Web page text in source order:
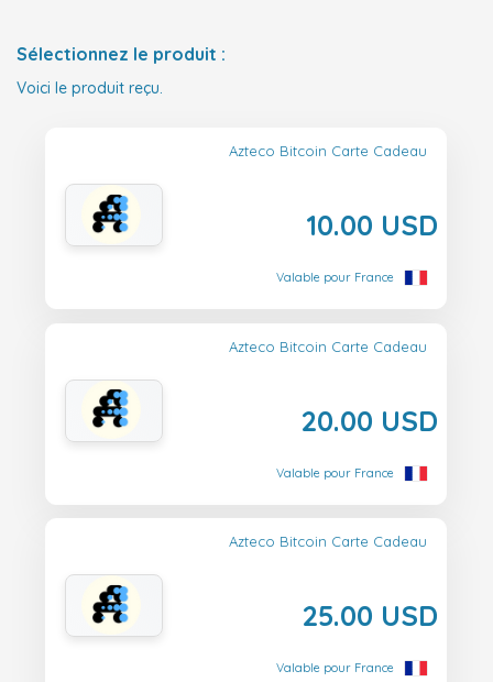
Sélectionnez le produit :
Voici le produit reçu.
Azteco Bitcoin Carte Cadeau
10.00 USD
Valable pour France
Azteco Bitcoin Carte Cadeau
20.00 USD
Valable pour France
Azteco Bitcoin Carte Cadeau
25.00 USD
Valable pour France